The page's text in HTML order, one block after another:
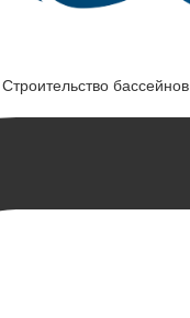
бассейнов